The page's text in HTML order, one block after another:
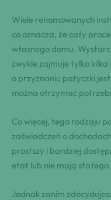
Wiele renomowanych
co oznacza, że⁣ cały
⁢własnego ⁣domu.‍
zwykle zajmuje tylko
o ⁤przyznaniu pożyczki
można ⁣otrzymać
Co⁣ więcej, ⁤​tego ​rodzaju
zaświadczeń ⁢o
prostszy ​i bardziej
etat⁣ lub nie mają stałego
Jednak‍‌ zanim